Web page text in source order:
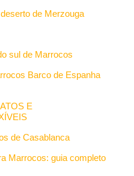
de Merzouga
sul de Marrocos
Barco de Espanha
E
de Casablanca
Marrocos: guia completo